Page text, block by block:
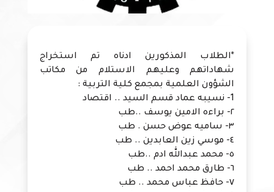
*الطلاب المذكورين ادناه تم استخراج
شهاداتهم وعليهم الاستلام من مكاتب
الشؤون العلمية بمجمع كلية التربية :
1- نسيبه عماد قسم السيد .. اقتصاد
٢- براءه الامين يوسف ..طب
٣- ساميه عوض حسن . طب
٤- موسي زين العابدين .. طب
٥- محمد عبدالله ادم ..طب
٦- طارق محمد احمد .. طب
٧- حافظ عباس محمد .. طب